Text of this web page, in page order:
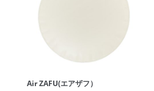
Air ZAFU(エアザフ）